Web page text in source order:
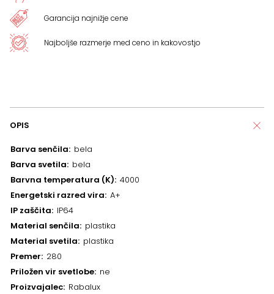
Garancija najnižje cene
Najboljše razmerje med ceno in kakovostjo
OPIS
Barva senčila bela
Barva svetila bela
Barvna temperatura (K) 4000
Energetski razred vira A+
IP zaščita IP64
Material senčila plastika
Material svetila plastika
Premer 280
Priložen vir svetlobe ne
Proizvajalec Rabalux